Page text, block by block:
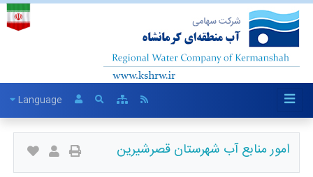
Language
امور منابع آب شهرستان قصرشیرین